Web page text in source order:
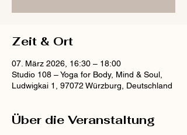
Zeit & Ort
07. März 2026, 16:30 – 18:00
Studio 108 – Yoga for Body, Mind & Soul,
Ludwigkai 1, 97072 Würzburg, Deutschland
Über die Veranstaltung